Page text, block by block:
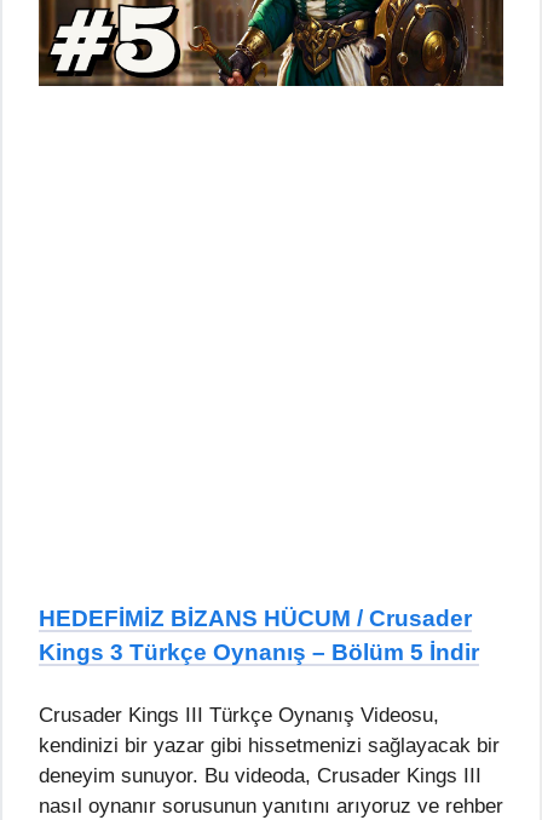
HEDEFİMİZ BİZANS HÜCUM / Crusader
Kings 3 Türkçe Oynanış – Bölüm 5 İndir
Crusader Kings III Türkçe Oynanış Videosu,
kendinizi bir yazar gibi hissetmenizi sağlayacak bir
deneyim sunuyor. Bu videoda, Crusader Kings III
nasıl oynanır sorusunun yanıtını arıyoruz ve rehber